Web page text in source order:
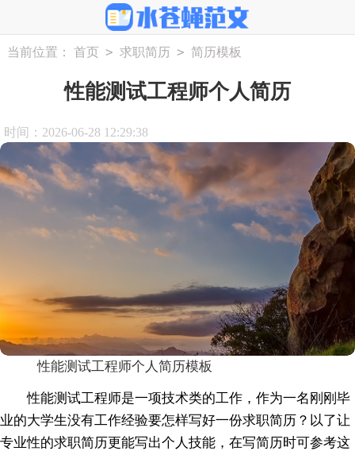
当前位置： 首页 > 求职简历 > 简历模板
性能测试工程师个人简历
时间：2026-06-28 12:29:38
性能测试工程师个人简历模板
性能测试工程师是一项技术类的工作，作为一名刚刚毕
业的大学生没有工作经验要怎样写好一份求职简历？以了让
专业性的求职简历更能写出个人技能，在写简历时可参考这